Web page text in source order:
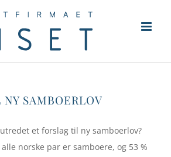
SAMBOERLOV
et forslag til ny samboerlov?
norske par er samboere, og 53 %